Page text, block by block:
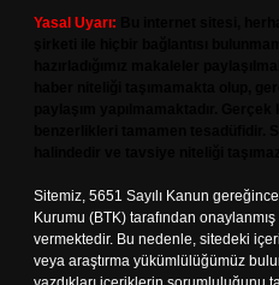
Yasal Uyarı:
Sitemiz, 5651 Sayılı Kanun
Kurumu (BTK) tarafından
vermektedir. Bu nedenle, sitedeki
veya araştırma yükümlülüğümüz